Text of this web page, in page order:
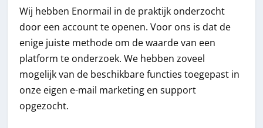
Wij hebben Enormail in de praktijk onderzocht
door een account te openen. Voor ons is dat de
enige juiste methode om de waarde van een
platform te onderzoek. We hebben zoveel
mogelijk van de beschikbare functies toegepast in
onze eigen e-mail marketing en support
opgezocht.